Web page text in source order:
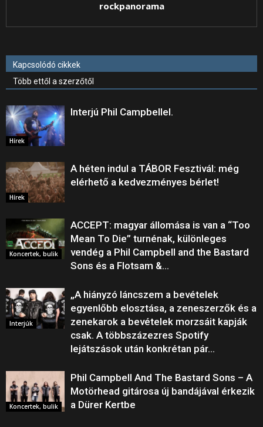
rockpanorama
Kapcsolódó cikkek
Több ettől a szerzőtől
Hírek
Interjú Phil Campbellel.
Hírek
A héten indul a TÁBOR Fesztivál: még
elérhető a kedvezményes bérlet!
Koncertek, bulik
ACCEPT: magyar állomása is van a “Too
Mean To Die” turnénak, különleges
vendég a Phil Campbell and the Bastard
Sons és a Flotsam &...
Interjúk
„A hiányzó láncszem a bevételek
egyenlőbb elosztása, a zeneszerzők és a
zenekarok a bevételek morzsáit kapják
csak. A többszázezres Spotify
lejátszások után konkrétan pár...
Koncertek, bulik
Phil Campbell And The Bastard Sons – A
Motörhead gitárosa új bandájával érkezik
a Dürer Kertbe